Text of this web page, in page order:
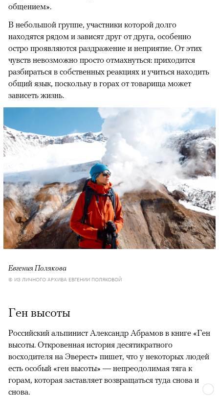
общением».
В небольшой группе, участники которой долго
находятся рядом и зависят друг от друга, особенно
остро проявляются раздражение и неприятие. От этих
чувств невозможно просто отмахнуться: приходится
разбираться в собственных реакциях и учиться находить
общий язык, поскольку в горах от товарища может
зависеть жизнь.
Евгения Полякова
© ИЗ ЛИЧНОГО АРХИВА ЕВГЕНИИ ПОЛЯКОВОЙ
Ген высоты
Российский альпинист Александр Абрамов в книге «Ген
высоты. Откровенная история десятикратного
восходителя на Эверест» пишет, что у некоторых людей
есть особый «ген высоты» — непреодолимая тяга к
горам, которая заставляет возвращаться туда снова и
снова.